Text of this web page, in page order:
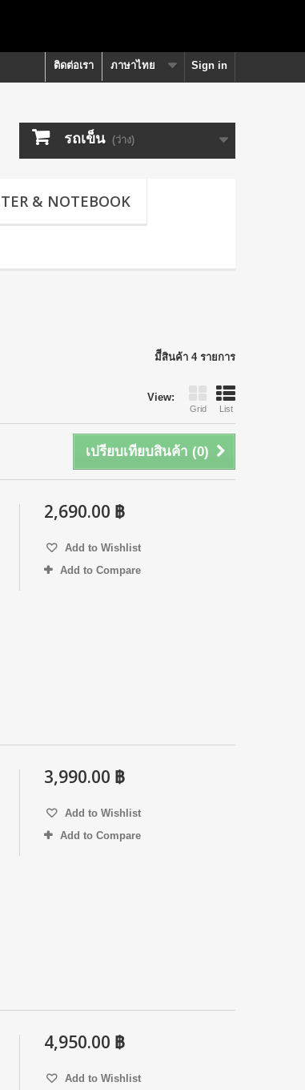
Sign in
ภาษาไทย
ติดต่อเรา
รถเข็น (ว่าง)
& NOTEBOOK
มีีสินค้า 4 รายการ
View:
Grid List
เปรียบเทียบสินค้า (0)
2,690.00 ฿
Add to Wishlist
Add to Compare
3,990.00 ฿
Add to Wishlist
Add to Compare
4,950.00 ฿
Add to Wishlist